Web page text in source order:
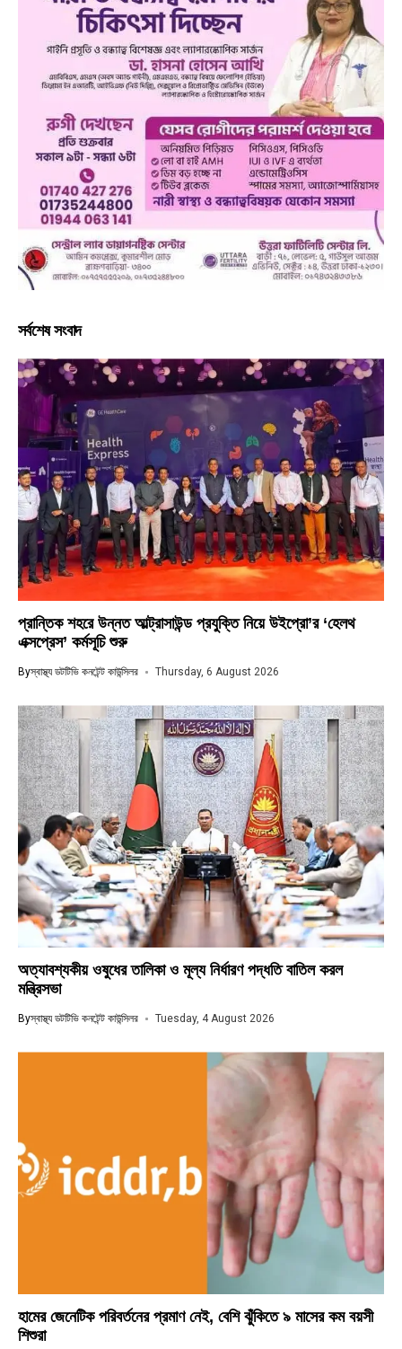
সর্বশেষ সংবাদ
প্রান্তিক শহরে উন্নত আল্ট্রাসাউন্ড প্রযুক্তি নিয়ে উইপ্রো’র ‘হেলথ
এক্সপ্রেস’ কর্মসূচি শুরু
Byস্বাস্থ্য ডটটিভি কনটেন্ট কাউন্সিলর Thursday, 6 August 2026
অত্যাবশ্যকীয় ওষুধের তালিকা ও মূল্য নির্ধারণ পদ্ধতি বাতিল করল
মন্ত্রিসভা
Byস্বাস্থ্য ডটটিভি কনটেন্ট কাউন্সিলর Tuesday, 4 August 2026
হামের জেনেটিক পরিবর্তনের প্রমাণ নেই, বেশি ঝুঁকিতে ৯ মাসের কম বয়সী
শিশুরা